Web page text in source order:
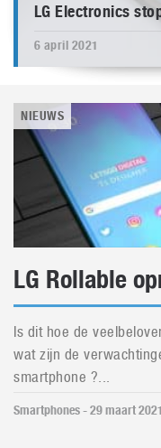
LG Electronics
6 april 2021
NIEUWS
LG Rollable
Is dit hoe de
wat zijn de
smartphone ?...
Smartphones - 29 maart 2021